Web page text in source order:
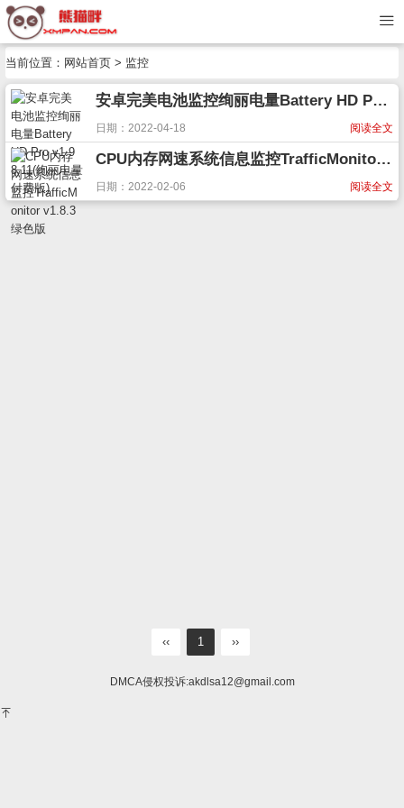
当前位置： 网站首页 > 监控
安卓完美电池监控绚丽电量Battery HD Pro v1.98.11(绚丽电量付费版)
阅读全文
日期：2022-04-18
CPU内存网速系统信息监控TrafficMonitor v1.8.3绿色版
阅读全文
日期：2022-02-06
‹‹ 1 ››
DMCA侵权投诉:akdlsa12@gmail.com